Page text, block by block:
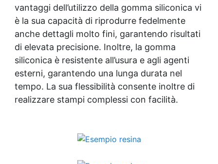
vantaggi dell’utilizzo della gomma siliconica vi
è la sua capacità di riprodurre fedelmente
anche dettagli molto fini, garantendo risultati
di elevata precisione. Inoltre, la gomma
siliconica è resistente all’usura e agli agenti
esterni, garantendo una lunga durata nel
tempo. La sua flessibilità consente inoltre di
realizzare stampi complessi con facilità.